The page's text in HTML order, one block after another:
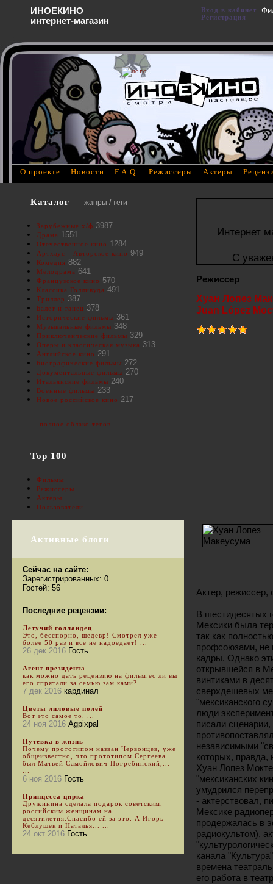
Интернет
С
Режиссер
Хуан Лопез
Juan López
Актер, режиссер,
В шестидесятых
Мексики была
так как
профсоюзами, не
кадры. Однако
открывшейся в
винтиками в
сверхдешевых
"мексиканского
люди
писали
независимыми
которых, правда,
Хуан Лопез
"мексиканских
умудрился
- актерствовал,
Мексике
продержалась в
радиокультом),
канала
времена
его работа в
Каталог жанры / теги
Зарубежные х/ф 3987
Драма 1551
Отечественное кино 1284
Артхаус - Авторское кино 949
Комедия 882
Мелодрама 641
Французское кино 570
Классика Голливуда 491
Триллер 387
Балет и танец 378
Исторические фильмы 361
Музыкальные фильмы 348
Приключенческие фильмы 329
Оперы и классическая музыка 313
Английское кино 291
Биографические фильмы 272
Документальные фильмы 270
Итальянские фильмы 240
Военные фильмы 233
Новое российское кино 217
полное облако тегов
Top 100
Фильмы
Режиссеры
Актеры
Пользователи
Активные блоги
Сейчас на сайте:
Зарегистрированных: 0
Гостей: 56
Последние рецензии:
Летучий голландец
Это, бесспорно, шедевр! Смотрел уже
более 50 раз и всё не надоедает! ...
26 дек 2016 Гость
Агент президента
как можно дать рецензию на фильм.ес ли вы
его спрятали за семью зам ками? ...
7 дек 2016 кардинал
Цветы лиловые полей
Вот это самое то. ...
24 ноя 2016 Agpixpal
Путевка в жизнь
Почему прототипом назван Червонцев, уже
общеизвестно, что прототипом Сергеева
был Матвей Самойлович Погребинский,...
6 ноя 2016 Гость
Принцесса цирка
Дружинина сделала подарок советским,
российским женщинам на
десятилетия.Спасибо ей за это. А Игорь
Кеблушек и Наталья... ...
24 окт 2016 Гость
О проекте Новости F.A.Q. Режиссеры Актеры
ИНОЕКИНО
интернет-магазин
Вход в кабинет
Регистрация